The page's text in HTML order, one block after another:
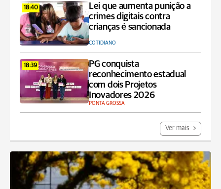
18:40
Lei que aumenta punição a
crimes digitais contra
crianças é sancionada
COTIDIANO
18:39
PG conquista
reconhecimento estadual
com dois Projetos
Inovadores 2026
PONTA GROSSA
Ver mais